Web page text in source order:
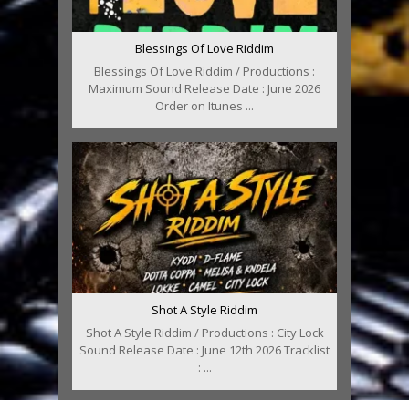
Blessings Of Love Riddim
Blessings Of Love Riddim / Productions :
Maximum Sound Release Date : June 2026
Order on Itunes ...
Shot A Style Riddim
Shot A Style Riddim / Productions : City Lock
Sound Release Date : June 12th 2026 Tracklist
: ...